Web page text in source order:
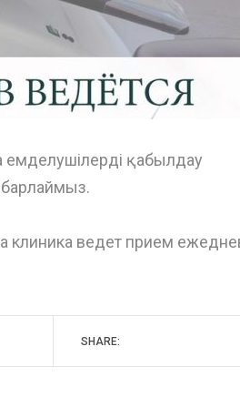
емделушілерді қабылдау
клиника ведет прием
SHARE: